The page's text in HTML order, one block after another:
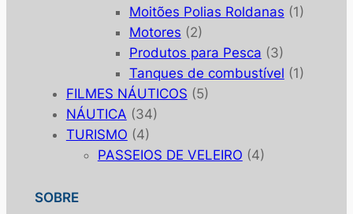
Moitões Polias Roldanas (1)
Motores (2)
Produtos para Pesca (3)
Tanques de combustível (1)
FILMES NÁUTICOS (5)
NÁUTICA (34)
TURISMO (4)
PASSEIOS DE VELEIRO (4)
SOBRE